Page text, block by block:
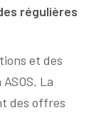
régulières
et des
La
des offres